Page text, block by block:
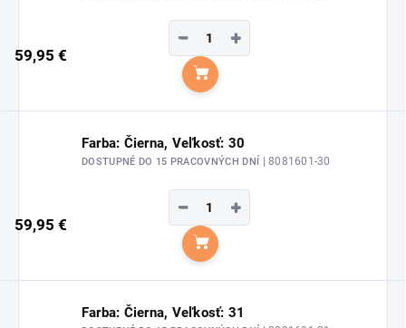
59,95 €
+
−
Do košíka
Farba: Čierna, Veľkosť: 30
DOSTUPNÉ DO 15 PRACOVNÝCH DNÍ | 8081601-30
59,95 €
+
−
Do košíka
Farba: Čierna, Veľkosť: 31